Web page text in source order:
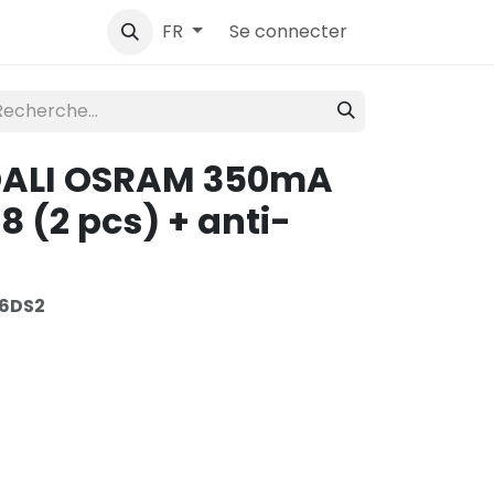
FR Se connecter
OSRAM 350mA
(2 pcs) + anti-